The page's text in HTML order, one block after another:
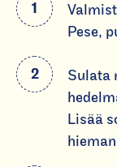
a
in
it
Pese,
Sulata
Lisää